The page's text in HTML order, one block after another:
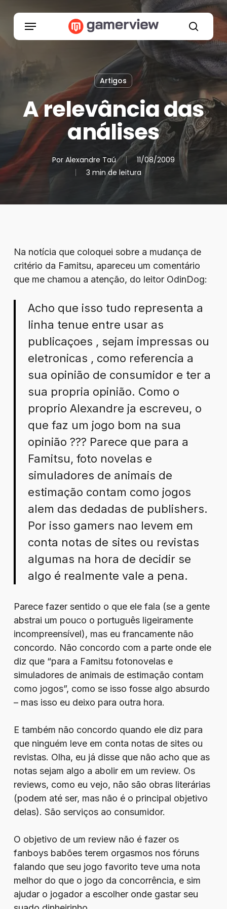
search
Menu
Artigos
A relevância das
análises
Por Alexandre Taú
11/08/2009
3 min de leitura
Na notícia que coloquei sobre a mudança de
critério da Famitsu, apareceu um comentário
que me chamou a atenção, do leitor OdinDog:
Acho que isso tudo representa a
linha tenue entre usar as
publicaçoes , sejam impressas ou
eletronicas , como referencia a
sua opinião de consumidor e ter a
sua propria opinião. Como o
proprio Alexandre ja escreveu, o
que faz um jogo bom na sua
opinião ??? Parece que para a
Famitsu, foto novelas e
simuladores de animais de
estimação contam como jogos
alem das dedadas de publishers.
Por isso gamers nao levem em
conta notas de sites ou revistas
algumas na hora de decidir se
algo é realmente vale a pena.
Parece fazer sentido o que ele fala (se a gente
abstrai um pouco o português ligeiramente
incompreensível), mas eu francamente não
concordo. Não concordo com a parte onde ele
diz que “para a Famitsu fotonovelas e
simuladores de animais de estimação contam
como jogos”, como se isso fosse algo absurdo
– mas isso eu deixo para outra hora.
E também não concordo quando ele diz para
que ninguém leve em conta notas de sites ou
revistas. Olha, eu já disse que não acho que as
notas sejam algo a abolir em um review. Os
reviews, como eu vejo, não são obras literárias
(podem até ser, mas não é o principal objetivo
delas). São serviços ao consumidor.
O objetivo de um review não é fazer os
fanboys babões terem orgasmos nos fóruns
falando que seu jogo favorito teve uma nota
melhor do que o jogo da concorrência, e sim
ajudar o jogador a escolher onde gastar seu